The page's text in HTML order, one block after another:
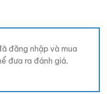
đăng nhập và mua
đưa ra đánh giá.